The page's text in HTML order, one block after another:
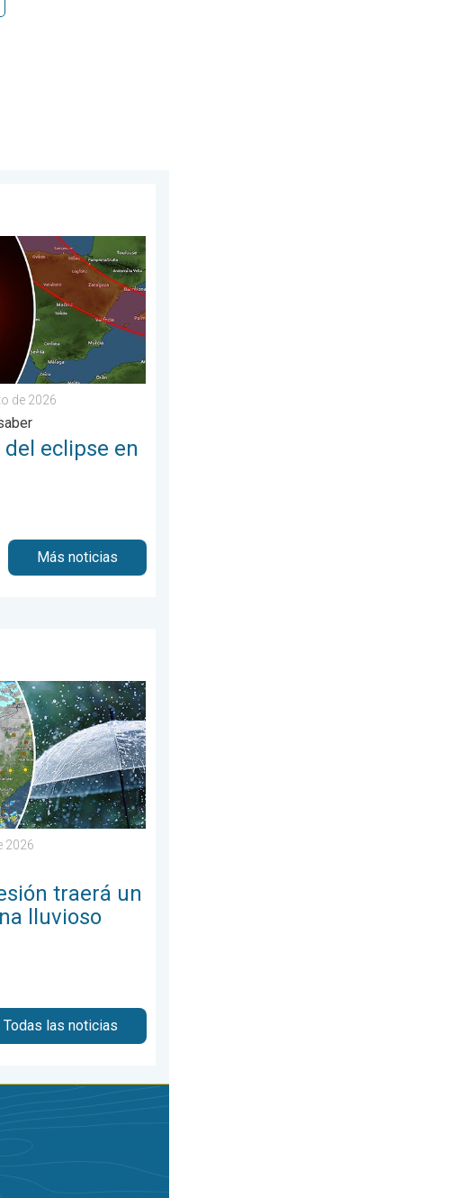
. . sábado, 1 de agosto de 2026
en España. Lo que necesitas saber. . . domingo, 2 de agosto de
de 2026
eclipse en
Más noticias
I-95. 5 pulgadas más. . . miércoles, 29 de julio de 2026
un fin de semana lluvioso. El Este empapado. . . viernes, 31 de
2026
traerá un
lluvioso
Todas las noticias